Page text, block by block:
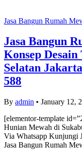
Jasa Bangun Rumah
Jasa Bangun
Konsep
Selatan
588
By admin • January 12,
[elementor-template
Hunian Mewah di
Via Whatsapp Kunjungi
Jasa Bangun Rumah